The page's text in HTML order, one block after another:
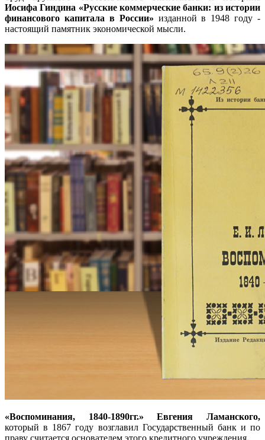
Иосифа Гиндина «Русские коммерческие банки: из истории
финансового капитала в России» изданной в 1948 году -
настоящий памятник экономической мысли.
«Воспоминания, 1840-1890гг.» Евгения Ламанского,
который в 1867 году возглавил Государственный банк и по
праву считается основателем этого кредитного учреждения.